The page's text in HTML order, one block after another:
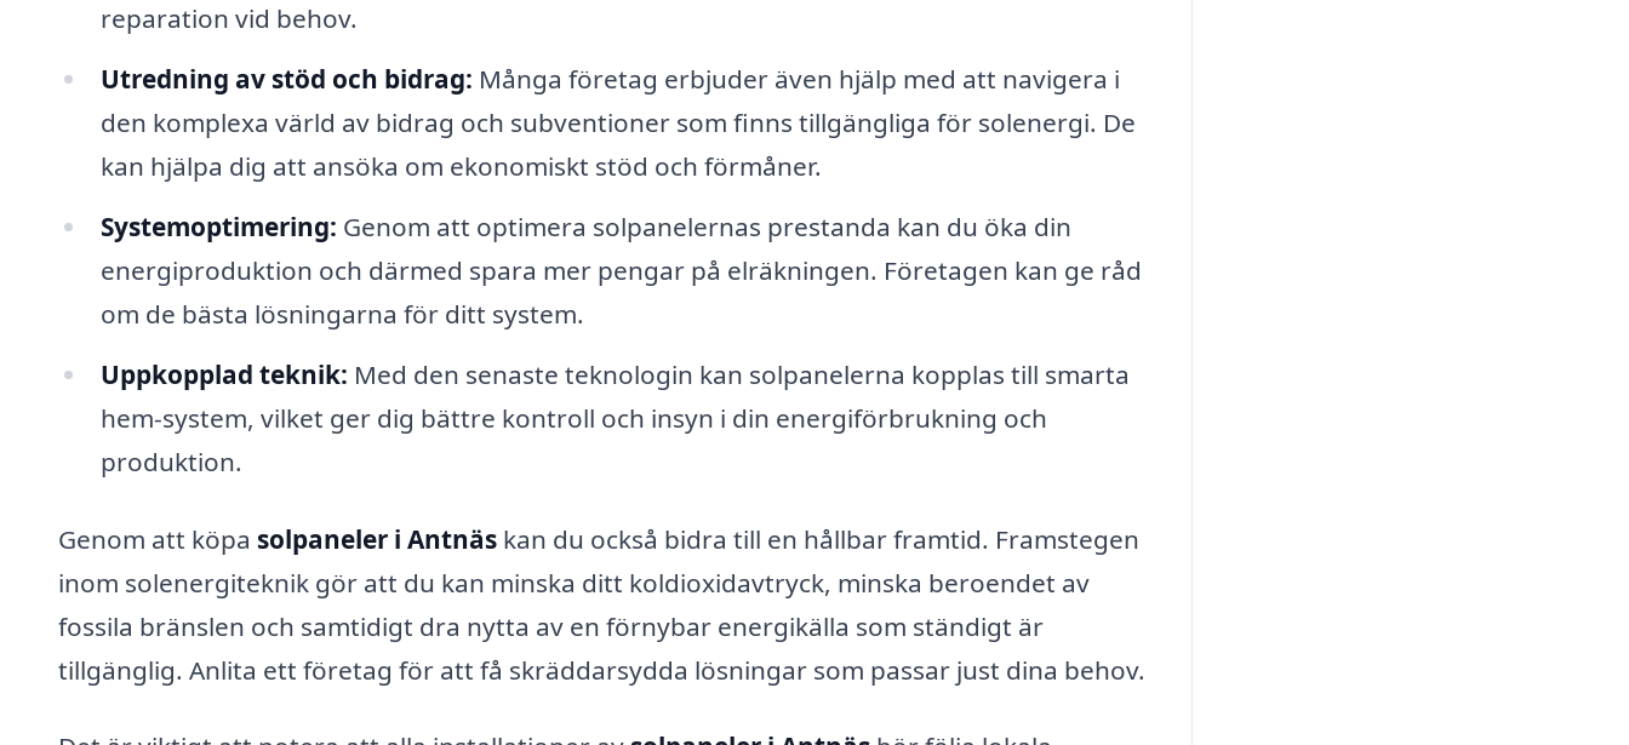
reparation vid behov.
Utredning av stöd och bidrag: Många företag erbjuder även hjälp med att navigera i
den komplexa värld av bidrag och subventioner som finns tillgängliga för solenergi. De
kan hjälpa dig att ansöka om ekonomiskt stöd och förmåner.
Systemoptimering: Genom att optimera solpanelernas prestanda kan du öka din
energiproduktion och därmed spara mer pengar på elräkningen. Företagen kan ge råd
om de bästa lösningarna för ditt system.
Uppkopplad teknik: Med den senaste teknologin kan solpanelerna kopplas till smarta
hem-system, vilket ger dig bättre kontroll och insyn i din energiförbrukning och
produktion.
Genom att köpa solpaneler i Antnäs kan du också bidra till en hållbar framtid. Framstegen
inom solenergiteknik gör att du kan minska ditt koldioxidavtryck, minska beroendet av
fossila bränslen och samtidigt dra nytta av en förnybar energikälla som ständigt är
tillgänglig. Anlita ett företag för att få skräddarsydda lösningar som passar just dina behov.